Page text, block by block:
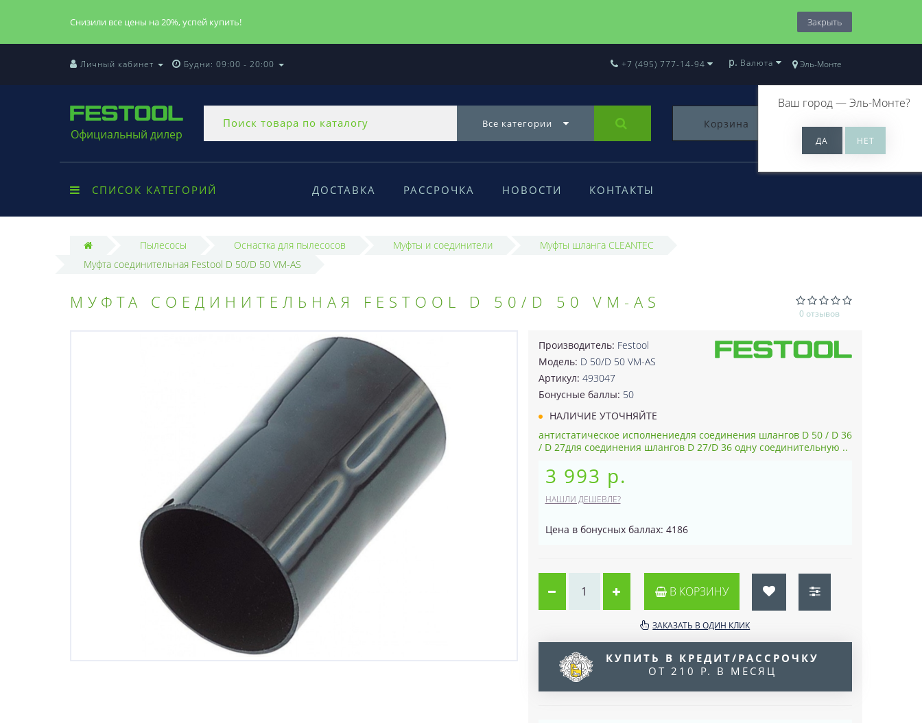
Снизили все цены на 20%, успей купить! Закрыть
Личный кабинет Будни: 09:00 - 20:00 Эль-Монте
Ваш город —Эль-Монте?
+7 (495) 777-14-94 р. Валюта
Официальный дилер
Все категории Корзина 0
СПИСОК КАТЕГОРИЙ ДОСТАВКА РАССРОЧКА НОВОСТИ КОНТАКТЫ
Пылесосы Оснастка для пылесосов Муфты и соединители
Муфты шланга CLEANTEC
Муфта соединительная Festool D 50/D 50 VM-AS
МУФТА СОЕДИНИТЕЛЬНАЯ FESTOOL D 50/D 50 VM-AS
0 отзывов
Производитель: Festool
Модель: D 50/D 50 VM-AS
Артикул: 493047
Бонусные баллы: 50
НАЛИЧИЕ УТОЧНЯЙТЕ
антистатическое исполнениедля соединения шлангов D 50 / D 36
/ D 27для соединения шлангов D 27/D 36 одну соединительную ..
3 993 р.
НАШЛИ ДЕШЕВЛЕ?
Цена в бонусных баллах: 4186
В КОРЗИНУ
ЗАКАЗАТЬ В ОДИН КЛИК
КУПИТЬ В КРЕДИТ/РАССРОЧКУ
ОТ 210 Р. В МЕСЯЦ